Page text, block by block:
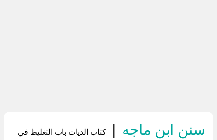
سنن ابن ماجه |
كتاب الديات باب التغليظ في